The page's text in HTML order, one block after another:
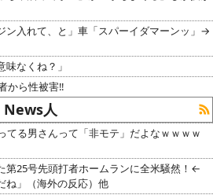
ン入れて、と」車「スパーイダマーンッ」→
なくね？」
から性被害‼
News人
てる男さんって「非モテ」だよなｗｗｗｗ
第25号先頭打者ホームランに全米騒然！←
ね」（海外の反応）他